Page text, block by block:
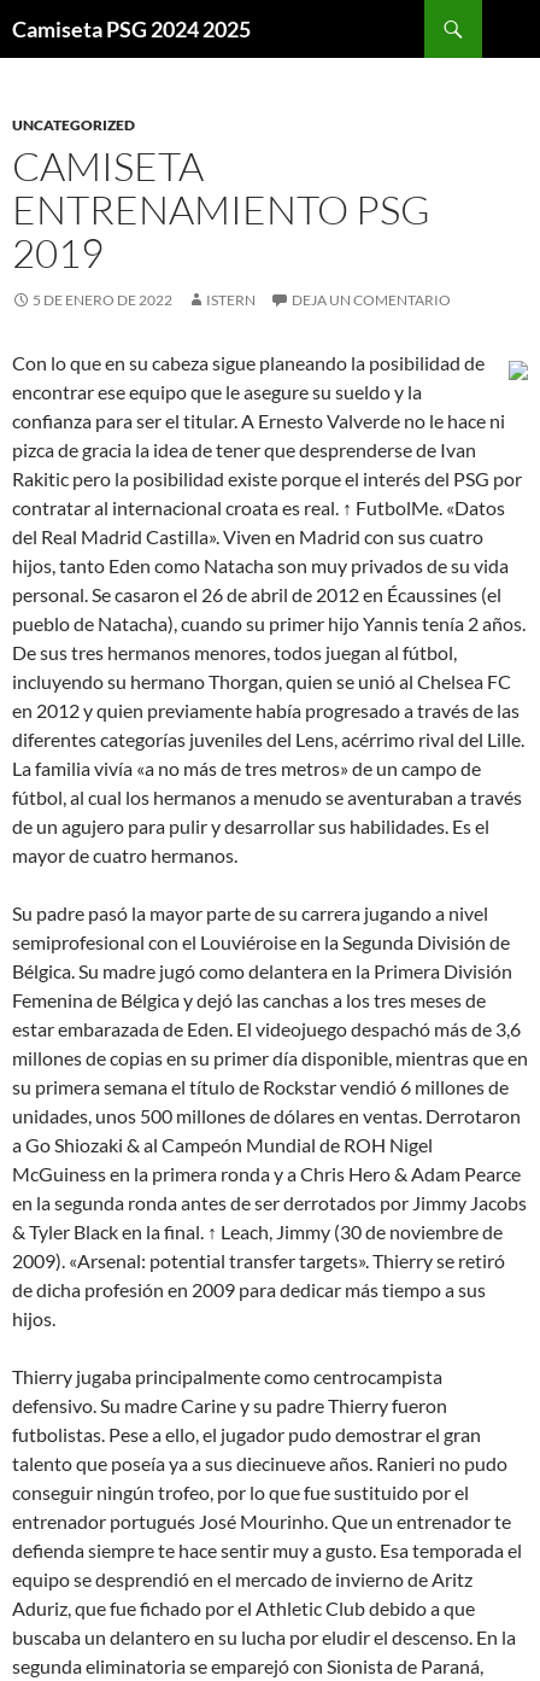
Camiseta PSG 2024 2025
UNCATEGORIZED
CAMISETA
ENTRENAMIENTO PSG
2019
5 DE ENERO DE 2022 ISTERN DEJA UN COMENTARIO
Con lo que en su cabeza sigue planeando la posibilidad de
encontrar ese equipo que le asegure su sueldo y la
confianza para ser el titular. A Ernesto Valverde no le hace ni
pizca de gracia la idea de tener que desprenderse de Ivan
Rakitic pero la posibilidad existe porque el interés del PSG por
contratar al internacional croata es real. ↑ FutbolMe. «Datos
del Real Madrid Castilla». Viven en Madrid con sus cuatro
hijos, tanto Eden como Natacha son muy privados de su vida
personal. Se casaron el 26 de abril de 2012 en Écaussines (el
pueblo de Natacha), cuando su primer hijo Yannis tenía 2 años.
De sus tres hermanos menores, todos juegan al fútbol,
incluyendo su hermano Thorgan, quien se unió al Chelsea FC
en 2012 y quien previamente había progresado a través de las
diferentes categorías juveniles del Lens, acérrimo rival del Lille.
La familia vivía «a no más de tres metros» de un campo de
fútbol, al cual los hermanos a menudo se aventuraban a través
de un agujero para pulir y desarrollar sus habilidades. Es el
mayor de cuatro hermanos.
Su padre pasó la mayor parte de su carrera jugando a nivel
semiprofesional con el Louviéroise en la Segunda División de
Bélgica. Su madre jugó como delantera en la Primera División
Femenina de Bélgica y dejó las canchas a los tres meses de
estar embarazada de Eden. El videojuego despachó más de 3,6
millones de copias en su primer día disponible, mientras que en
su primera semana el título de Rockstar vendió 6 millones de
unidades, unos 500 millones de dólares en ventas. Derrotaron
a Go Shiozaki & al Campeón Mundial de ROH Nigel
McGuiness en la primera ronda y a Chris Hero & Adam Pearce
en la segunda ronda antes de ser derrotados por Jimmy Jacobs
& Tyler Black en la final. ↑ Leach, Jimmy (30 de noviembre de
2009). «Arsenal: potential transfer targets». Thierry se retiró
de dicha profesión en 2009 para dedicar más tiempo a sus
hijos.
Thierry jugaba principalmente como centrocampista
defensivo. Su madre Carine y su padre Thierry fueron
futbolistas. Pese a ello, el jugador pudo demostrar el gran
talento que poseía ya a sus diecinueve años. Ranieri no pudo
conseguir ningún trofeo, por lo que fue sustituido por el
entrenador portugués José Mourinho. Que un entrenador te
defienda siempre te hace sentir muy a gusto. Esa temporada el
equipo se desprendió en el mercado de invierno de Aritz
Aduriz, que fue fichado por el Athletic Club debido a que
buscaba un delantero en su lucha por eludir el descenso. En la
segunda eliminatoria se emparejó con Sionista de Paraná,